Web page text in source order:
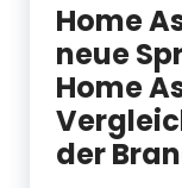
Home
neue
Home
der